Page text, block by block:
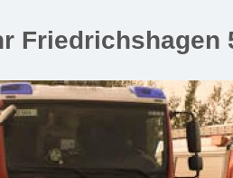
Friedrichshagen